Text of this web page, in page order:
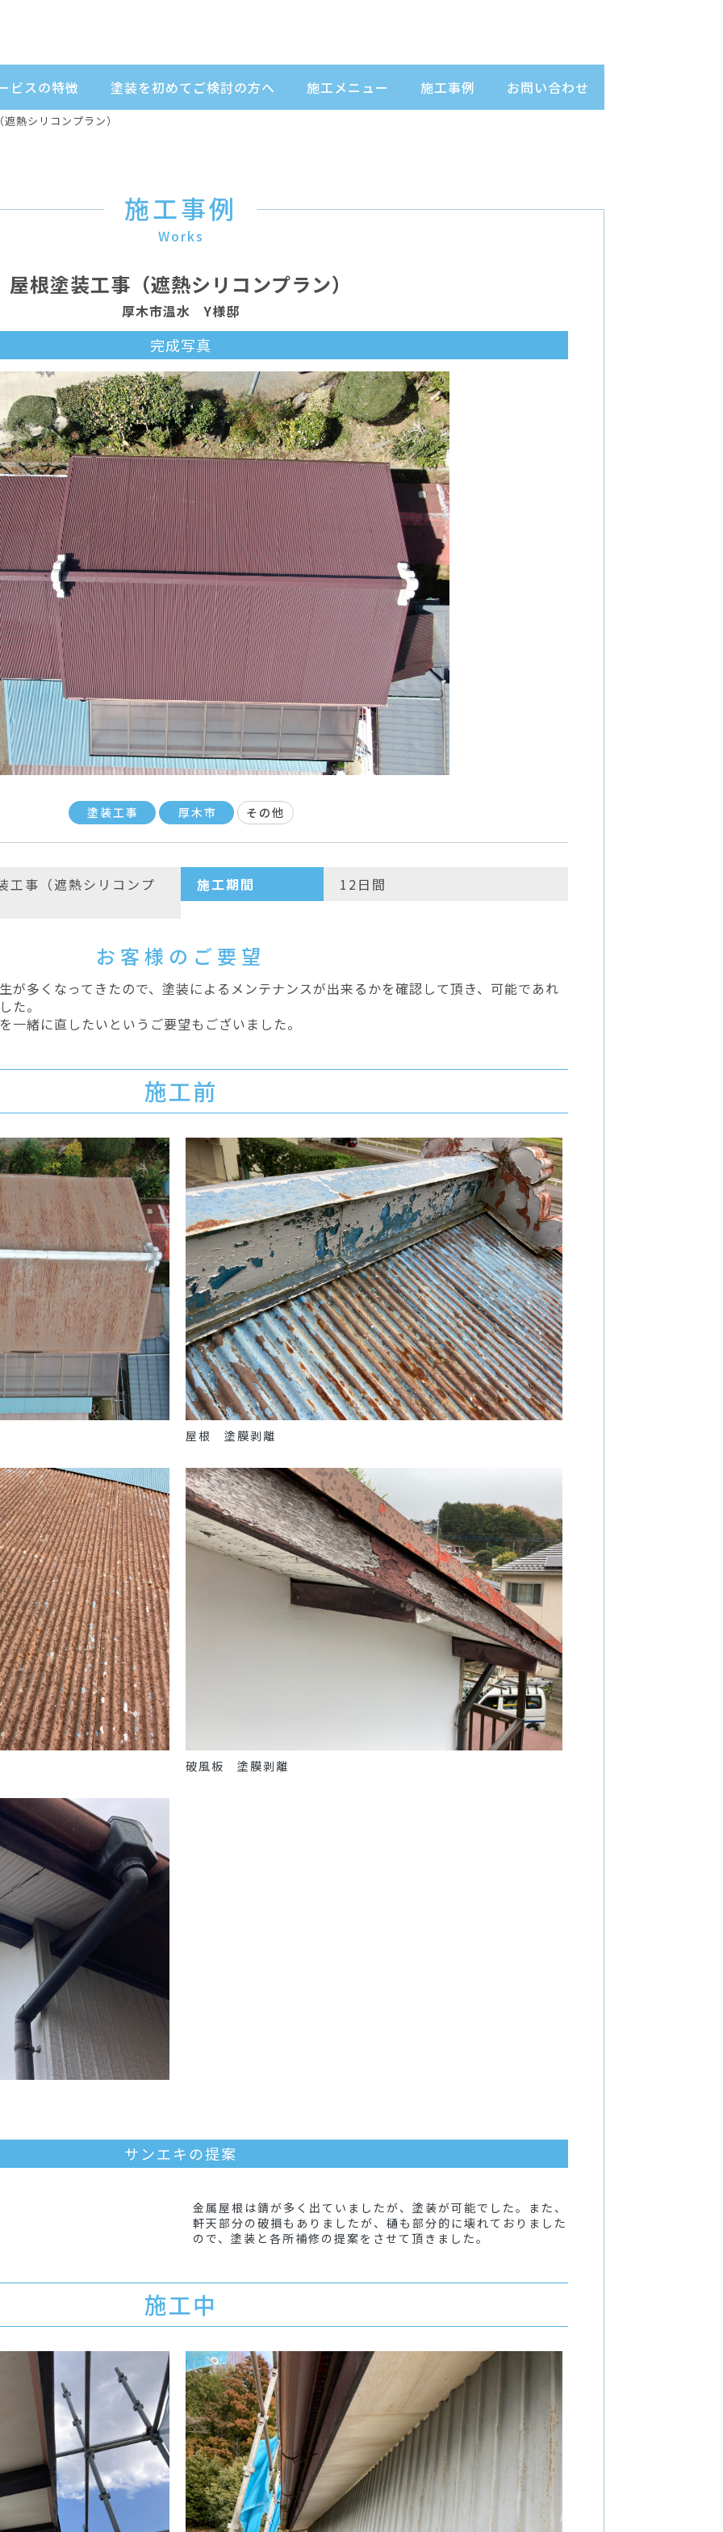
ビスの特徴 塗装を初めてご検討の方へ 施工メニュー 施工事例 お問い合わせ
熱シリコンプラン）
施工事例
Works
屋根塗装工事（遮熱シリコンプラン）
厚木市温水 Y様邸
完成写真
塗装工事 厚木市 その他
工事（遮熱シリコンプ 施工期間 12日間
お客様のご要望
が多くなってきたので、塗装によるメンテナンスが出来るかを確認して頂き、可能であれ
た。
一緒に直したいというご要望もございました。
施工前
屋根 塗膜剥離
破風板 塗膜剥離
サンエキの提案
金属屋根は錆が多く出ていましたが、塗装が可能でした。また、
軒天部分の破損もありましたが、樋も部分的に壊れておりました
ので、塗装と各所補修の提案をさせて頂きました。
施工中